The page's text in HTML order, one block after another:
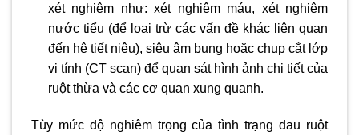
xét nghiệm như: xét nghiệm máu, xét nghiệm
nước tiểu (để loại trừ các vấn đề khác liên quan
đến hệ tiết niệu), siêu âm bụng hoặc chụp cắt lớp
vi tính (CT scan) để quan sát hình ảnh chi tiết của
ruột thừa và các cơ quan xung quanh.
Tùy mức độ nghiêm trọng của tình trạng đau ruột